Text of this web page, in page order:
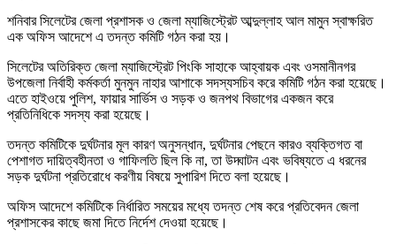
শনিবার সিলেটের জেলা প্রশাসক ও জেলা ম্যাজিস্ট্রেট আব্দুল্লাহ আল মামুন স্বাক্ষরিত
এক অফিস আদেশে এ তদন্ত কমিটি গঠন করা হয়।
সিলেটের অতিরিক্ত জেলা ম্যাজিস্ট্রেট পিংকি সাহাকে আহ্বায়ক এবং ওসমানীনগর
উপজেলা নির্বাহী কর্মকর্তা মুনমুন নাহার আশাকে সদস্যসচিব করে কমিটি গঠন করা হয়েছে।
এতে হাইওয়ে পুলিশ, ফায়ার সার্ভিস ও সড়ক ও জনপথ বিভাগের একজন করে
প্রতিনিধিকে সদস্য করা হয়েছে।
তদন্ত কমিটিকে দুর্ঘটনার মূল কারণ অনুসন্ধান, দুর্ঘটনার পেছনে কারও ব্যক্তিগত বা
পেশাগত দায়িত্বহীনতা ও গাফিলতি ছিল কি না, তা উদ্ঘাটন এবং ভবিষ্যতে এ ধরনের
সড়ক দুর্ঘটনা প্রতিরোধে করণীয় বিষয়ে সুপারিশ দিতে বলা হয়েছে।
অফিস আদেশে কমিটিকে নির্ধারিত সময়ের মধ্যে তদন্ত শেষ করে প্রতিবেদন জেলা
প্রশাসকের কাছে জমা দিতে নির্দেশ দেওয়া হয়েছে।